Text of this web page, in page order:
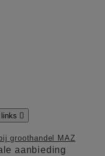

groothandel MAZ
aanbieding